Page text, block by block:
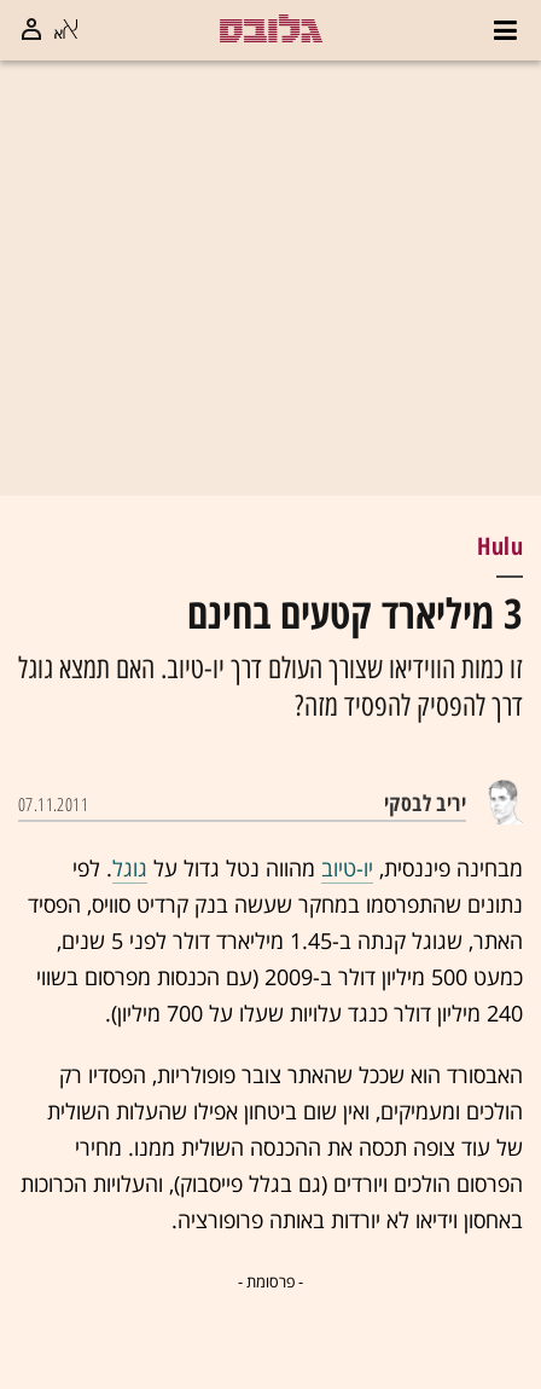
Hulu
3 מיליארד קטעים בחינם
זו כמות הווידיאו שצורך העולם דרך יו-טיוב. האם תמצא גוגל
דרך להפסיק להפסיד מזה?
יריב לבסקי 07.11.2011
מבחינה פיננסית, יו-טיוב מהווה נטל גדול על גוגל. לפי
נתונים שהתפרסמו במחקר שעשה בנק קרדיט סוויס, הפסיד
האתר, שגוגל קנתה ב-1.45 מיליארד דולר לפני 5 שנים,
כמעט 500 מיליון דולר ב-2009 (עם הכנסות מפרסום בשווי
240 מיליון דולר כנגד עלויות שעלו על 700 מיליון).
האבסורד הוא שככל שהאתר צובר פופולריות, הפסדיו רק
הולכים ומעמיקים, ואין שום ביטחון אפילו שהעלות השולית
של עוד צופה תכסה את ההכנסה השולית ממנו. מחירי
הפרסום הולכים ויורדים (גם בגלל פייסבוק), והעלויות הכרוכות
באחסון וידיאו לא יורדות באותה פרופורציה.
- פרסומת -